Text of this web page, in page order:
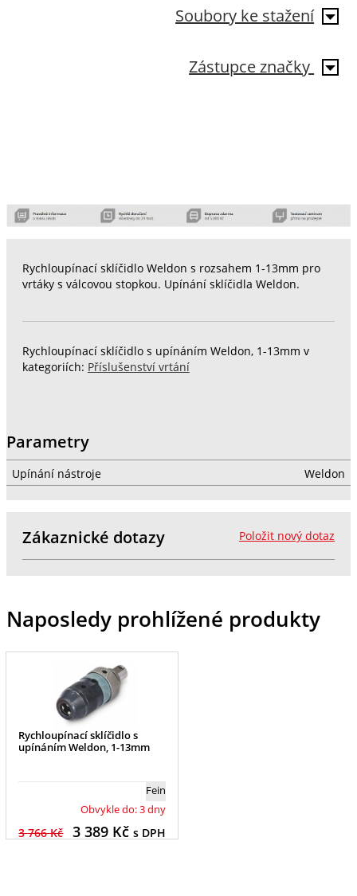
Soubory ke stažení
Zástupce značky
Rychloupínací sklíčidlo Weldon s rozsahem 1-13mm pro
vrtáky s válcovou stopkou. Upínání sklíčidla Weldon.
Rychloupínací sklíčidlo s upínáním Weldon, 1-13mm v
kategoriích: Příslušenství vrtání
Parametry
Upínání nástroje Weldon
Položit nový dotaz
Zákaznické dotazy
Naposledy prohlížené produkty
Rychloupínací sklíčidlo s
upínáním Weldon, 1-13mm
Fein
Obvykle do: 3 dny
3 766 Kč 3 389Kč s DPH